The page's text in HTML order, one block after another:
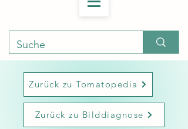
Zurück zu Tomatopedia
Zurück zu Bilddiagnose